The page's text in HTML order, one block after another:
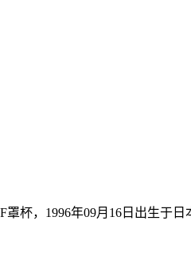
罩杯，1996年09月16日出生于